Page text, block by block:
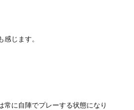
じます。
常に自陣でプレーする状態になり